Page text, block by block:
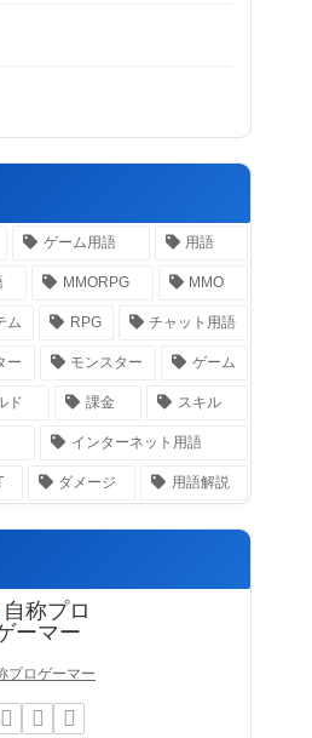
ゲーム用語 用語
MMORPG MMO
ム RPG チャット用語
ー モンスター ゲーム
ド 課金 スキル
インターネット用語
ダメージ 用語解説
プロゲーマー